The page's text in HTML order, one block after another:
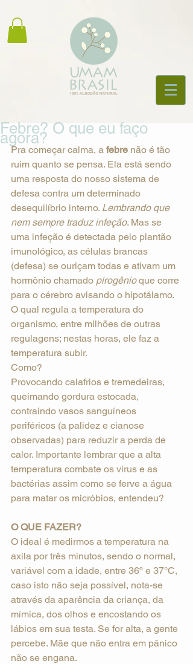
Febre? O que eu faço
agora?
Pra começar calma, a febre não é tão
ruim quanto se pensa. Ela está sendo
uma resposta do nosso sistema de
defesa contra um determinado
desequilíbrio interno. Lembrando que
nem sempre traduz infeção. Mas se
uma infeção é detectada pelo plantão
imunológico, as células brancas
(defesa) se ouriçam todas e ativam um
hormônio chamado pirogênio que corre
para o cérebro avisando o hipotálamo.
O qual regula a temperatura do
organismo, entre milhões de outras
regulagens; nestas horas, ele faz a
temperatura subir.
Como?
Provocando calafrios e tremedeiras,
queimando gordura estocada,
contraindo vasos sanguíneos
periféricos (a palidez e cianose
observadas) para reduzir a perda de
calor. Importante lembrar que a alta
temperatura combate os vírus e as
bactérias assim como se ferve a água
para matar os micróbios, entendeu?
O QUE FAZER?
O ideal é medirmos a temperatura na
axila por três minutos, sendo o normal,
variável com a idade, entre 36º e 37°C,
caso isto não seja possível, nota-se
através da aparência da criança, da
mímica, dos olhos e encostando os
lábios em sua testa. Se for alta, a gente
percebe. Mãe que não entra em pânico
não se engana.